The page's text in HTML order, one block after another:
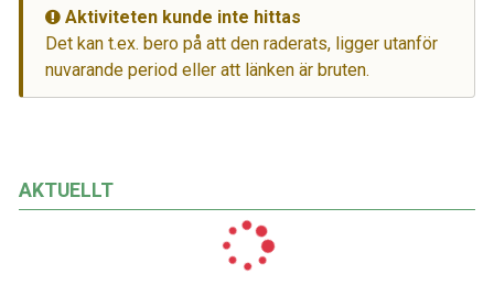
AKTUELLT
Aktiviteten kunde inte hittas
Det kan t.ex. bero på att den raderats, ligger utanför
nuvarande period eller att länken är bruten.